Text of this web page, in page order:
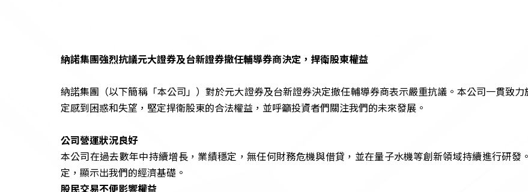
納諾集團強烈抗議元大證券及台新證券撤任輔導券商決定，捍衛股東權益
納諾集團（以下簡稱「本公司」）對於元大證券及台新證券決定撤任輔導券商表示嚴重抗議。本公司一貫致
定感到困惑和失望，堅定捍衛股東的合法權益，並呼籲投資者們關注我們的未來發展。
公司營運狀況良好
本公司在過去數年中持續增長，業績穩定，無任何財務危機與借貸，並在量子水機等創新領域持續進行研
定，顯示出我們的經濟基礎。